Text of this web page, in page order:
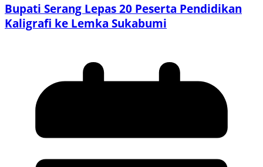
Bupati Serang Lepas 20 Peserta Pendidikan
Kaligrafi ke Lemka Sukabumi